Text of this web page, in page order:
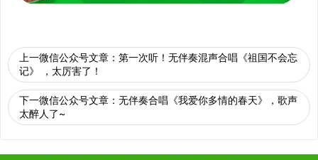
上一微信公众号文章： 第一次听！无伴奏混声合唱《祖国不会忘
记》 ，太厉害了！
下一微信公众号文章： 无伴奏合唱《我爱你多情的春天》，歌声
太醉人了~